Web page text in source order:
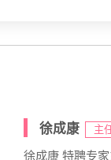
徐成康 主
徐成康 特聘专